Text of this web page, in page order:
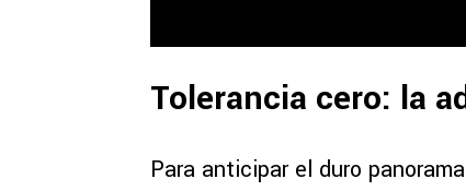
Tolerancia cero: la
Para anticipar el duro